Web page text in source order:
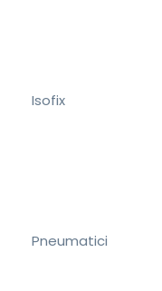
Isofix
Pneumatici